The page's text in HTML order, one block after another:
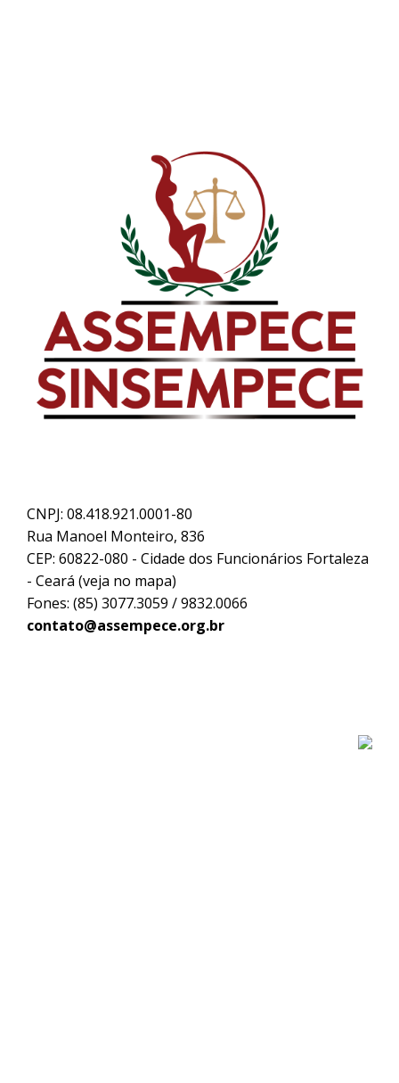
CNPJ: 08.418.921.0001-80
Rua Manoel Monteiro, 836
CEP: 60822-080 - Cidade dos Funcionários Fortaleza
- Ceará (veja no mapa)
Fones: (85) 3077.3059 / 9832.0066
contato@assempece.org.br